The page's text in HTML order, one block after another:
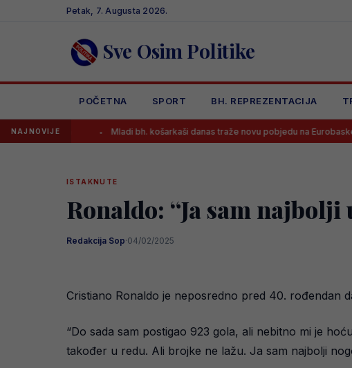
Petak, 7. Augusta 2026.
Sve Osim Politike
POČETNA SPORT BH. REPREZENTACIJA
NAJNOVIJEMladi bh. košarkaši danas traže novu pobjedu na Eurobasketu, osiguran
ISTAKNUTE
Ronaldo: “Ja sam
Redakcija Sop·04/02/2025
Cristiano Ronaldo je neposredno pred 40. rođendan
“Do sada sam postigao 923 gola, ali nebitno mi je
također u redu. Ali brojke ne lažu. Ja sam najbolji